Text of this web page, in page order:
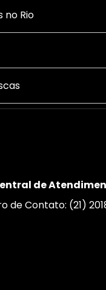
no Rio
de
de Contato: (21)